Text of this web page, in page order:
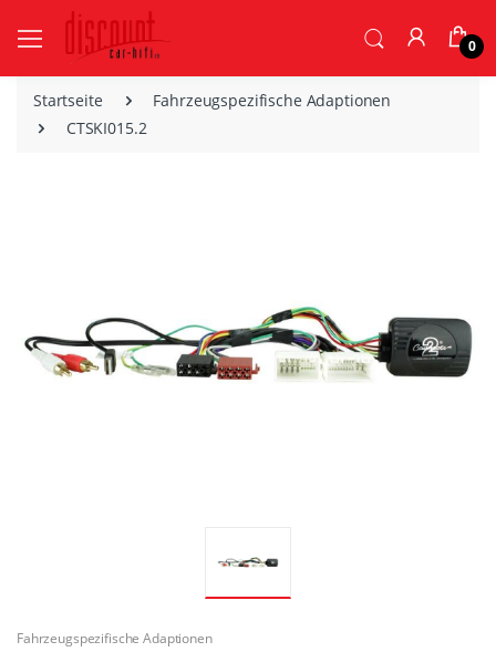
0
Startseite
Fahrzeugspezifische Adaptionen
CTSKI015.2
Fahrzeugspezifische Adaptionen